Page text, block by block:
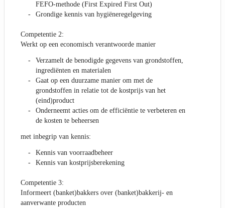
FEFO-methode (First Expired First Out)
Grondige kennis van hygiëneregelgeving
Competentie 2:
Werkt op een economisch verantwoorde manier
Verzamelt de benodigde gegevens van grondstoffen,
ingrediënten en materialen
Gaat op een duurzame manier om met de
grondstoffen in relatie tot de kostprijs van het
(eind)product
Onderneemt acties om de efficiëntie te verbeteren en
de kosten te beheersen
met inbegrip van kennis:
Kennis van voorraadbeheer
Kennis van kostprijsberekening
Competentie 3:
Informeert (banket)bakkers over (banket)bakkerij- en
aanverwante producten